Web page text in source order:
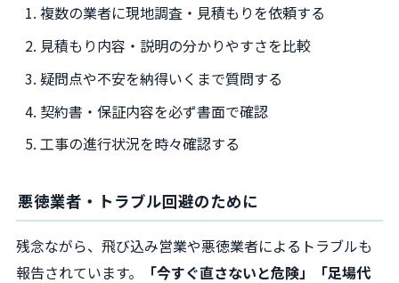
複数の業者に現地調査・見積もりを依頼する
見積もり内容・説明の分かりやすさを比較
疑問点や不安を納得いくまで質問する
契約書・保証内容を必ず書面で確認
工事の進行状況を時々確認する
悪徳業者・トラブル回避のために
残念ながら、飛び込み営業や悪徳業者によるトラブルも
報告されています。
「今すぐ直さないと危険」「足場代